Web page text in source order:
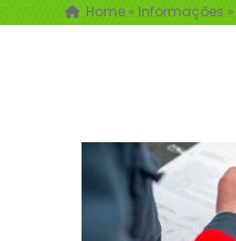
Home» Informações »